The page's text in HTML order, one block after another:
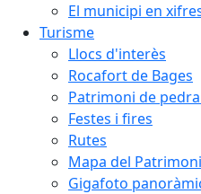
El municipi en
Turisme
Llocs d'interès
Rocafort de Bages
Patrimoni de
Festes i fires
Rutes
Mapa del
Gigafoto